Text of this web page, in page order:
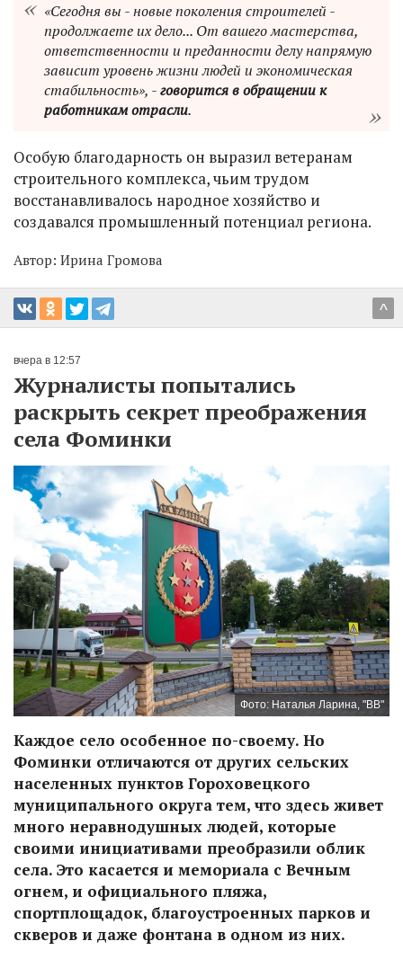
«Сегодня вы - новые поколения строителей -
продолжаете их дело... От вашего мастерства,
ответственности и преданности делу напрямую
зависит уровень жизни людей и экономическая
стабильность», -говорится в обращении к
работникам отрасли.
Особую благодарность он выразил ветеранам
строительного комплекса, чьим трудом
восстанавливалось народное хозяйство и
создавался промышленный потенциал региона.
Автор: Ирина Громова
^
вчера в 12:57
Журналисты попытались
раскрыть секрет преображения
села Фоминки
Фото: Наталья Ларина, "ВВ"
Каждое село особенное по-своему. Но
Фоминки отличаются от других сельских
населенных пунктов Гороховецкого
муниципального округа тем, что здесь живет
много неравнодушных людей, которые
своими инициативами преобразили облик
села. Это касается и мемориала с Вечным
огнем, и официального пляжа,
спортплощадок, благоустроенных парков и
скверов и даже фонтана в одном из них.